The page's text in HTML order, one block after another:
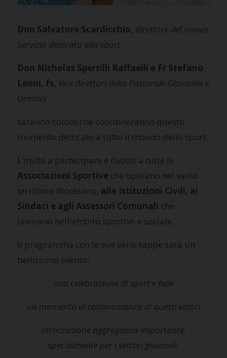
Don Salvatore Scardicchio, direttore del nuovo
Servizio dedicato allo sport
Don Nicholas Spertilli Raffaelli e Fr Stefano
Leoni, fs, Vice direttori della Pastorale Giovanile e
Oratori
saranno coloro che coordineranno questo
momento dedicato a tutto il mondo dello sport.
L’invito a partecipare è rivolto a tutte le
Associazioni Sportive che operano nel vasto
territorio diocesano, alle Istituzioni Civili, ai
Sindaci e agli Assessori Comunali che
lavorano nell’ambito sportivo e sociale.
Il programma con le sue varie tappe sarà un
bellissimo evento:
una celebrazione di sport e fede
un momento di testimonianza di questi valori
un’occasione aggregativa importante,
specialmente per i settori giovanili.